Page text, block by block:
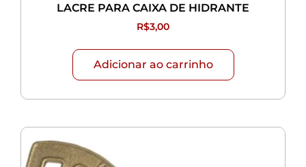
LACRE PARA CAIXA DE HIDRANTE
R$3,00
Adicionar ao carrinho